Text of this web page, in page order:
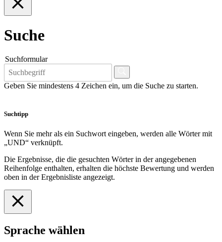
Suche
Suchformular
Geben Sie mindestens 4 Zeichen ein, um die Suche zu starten.
Suchtipp
Wenn Sie mehr als ein Suchwort eingeben, werden alle Wörter mit
„UND“ verknüpft.
Die Ergebnisse, die die gesuchten Wörter in der angegebenen
Reihenfolge enthalten, erhalten die höchste Bewertung und werden
oben in der Ergebnisliste angezeigt.
Sprache wählen